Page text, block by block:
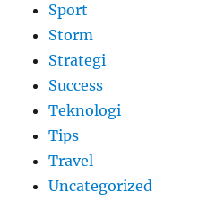
Sport
Storm
Strategi
Success
Teknologi
Tips
Travel
Uncategorized